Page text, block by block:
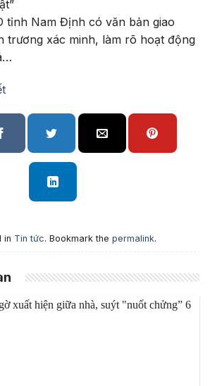
tỉnh Nam Định có văn bản giao
trương xác minh, làm rõ hoạt động
in Tin tức. Bookmark the permalink.